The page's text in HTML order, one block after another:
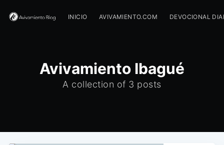
INICIO AVIVAMIENTO.COM DEVOCIONAL
Avivamiento Ibagué
A collection of 3 posts